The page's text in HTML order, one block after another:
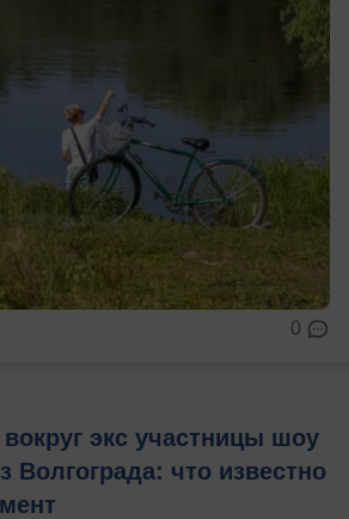
0
экс участницы шоу
Волгограда: что известно